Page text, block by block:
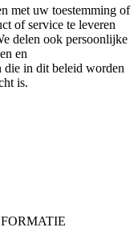
met uw toestemming of
of service te leveren
delen ook persoonlijke
en
die in dit beleid worden
is.